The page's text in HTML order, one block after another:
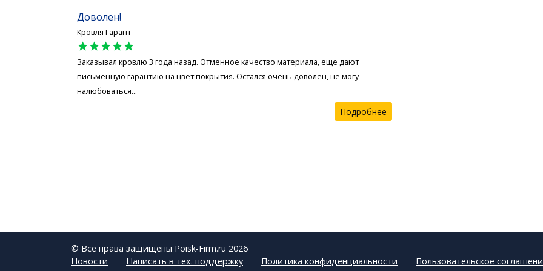
Доволен!
Кровля Гарант
star
star
star
star
star
Заказывал кровлю 3 года назад. Отменное качество материала, еще дают
письменную гарантию на цвет покрытия. Остался очень доволен, не могу
налюбоваться...
Подробнее
© Все права защищены Poisk-Firm.ru 2026
Новости
Написать в тех. поддержку Политика конфиденциальности Пользовательское